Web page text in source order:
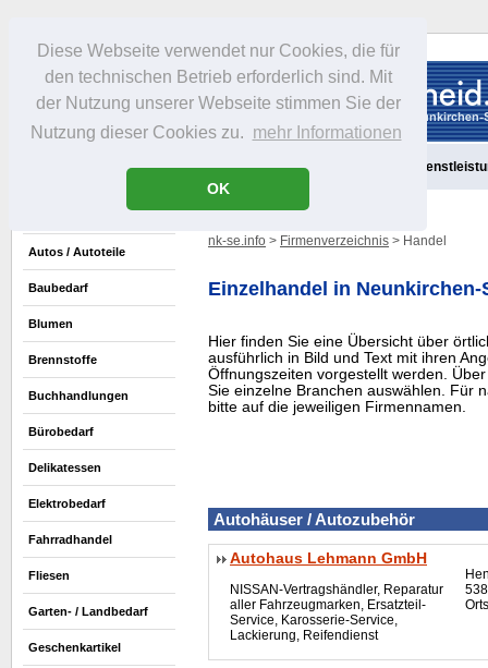
Diese Webseite verwendet nur Cookies, die für
den technischen Betrieb erforderlich sind. Mit
der Nutzung unserer Webseite stimmen Sie der
Nutzung dieser Cookies zu. mehr Informationen
OK
Portrait Freizeit Gastronomie
Autos / Autoteile
Baubedarf
Blumen
Brennstoffe
Buchhandlungen
Bürobedarf
Delikatessen
Elektrobedarf
Fahrradhandel
Fliesen
Garten- / Landbedarf
Geschenkartikel
nk-se.info > Firmenverzeichnis > Handel
Einzelhandel in
Hier finden Sie eine Übersicht über
ausführlich in Bild und Text mit ihren
Öffnungszeiten vorgestellt werden.
Sie einzelne Branchen auswählen. Für
bitte auf die jeweiligen Firmennamen.
Autohäuser / Autozubehör
Autohaus Lehmann GmbH
NISSAN-Vertragshändler, Reparatur
aller Fahrzeugmarken, Ersatzteil-
Service, Karosserie-Service,
Lackierung, Reifendienst